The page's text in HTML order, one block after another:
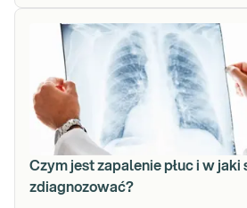
Czym jest zapalenie płuc i w jaki
zdiagnozować?